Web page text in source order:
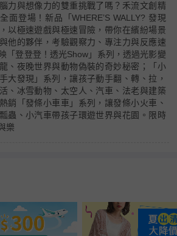
力與想像力的雙重挑戰了嗎？禾流文創精
面登場！新品「WHERE’S WALLY? 發現
以極速遊戲與極速冒險，帶你在繽紛場景
他的夥伴，考驗觀察力、專注力與反應速
「登登登！透光Show」系列，透過光影變
、夜晚世界與動物偽裝的奇妙秘密；「小
大發現」系列，讓孩子動手翻、轉、拉，
、冰雪動物、太空人、汽車、法老與建築
銷「發條小車車」系列，讓發條小火車、
蟲、小汽車帶孩子環遊世界與花園。限時
樂